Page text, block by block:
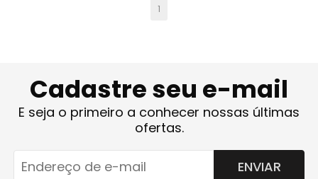
1
Cadastre seu e-mail
E seja o primeiro a conhecer nossas últimas
ofertas.
ENVIAR